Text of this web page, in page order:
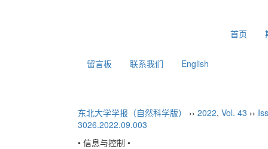
首页
留言板 联系我们 English
东北大学学报（自然科学版） ›› 2022, Vol. 43 ››
3026.2022.09.003
• 信息与控制 •